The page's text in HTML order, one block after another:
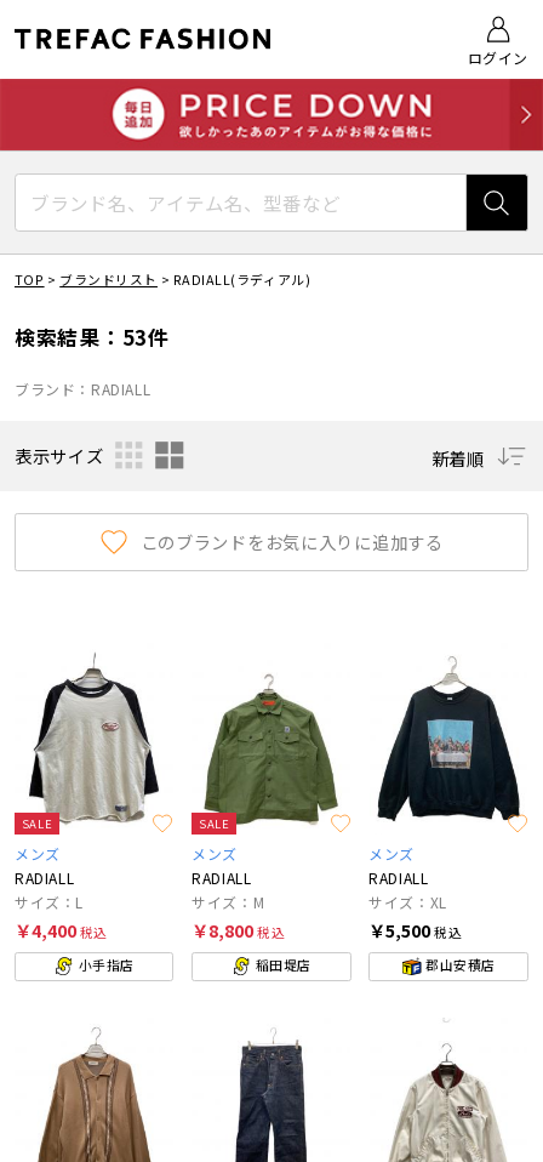
ログイン
TOP > ブランドリスト > RADIALL(ラディアル)
検索結果：53件
ブランド：RADIALL
表示サイズ 新着順
このブランドをお気に入りに追加する
SALE
メンズ
RADIALL
サイズ：L
￥4,400税込
小手指店
SALE
メンズ
RADIALL
サイズ：M
￥8,800税込
稲田堤店
メンズ
RADIALL
サイズ：XL
￥5,500税込
郡山安積店